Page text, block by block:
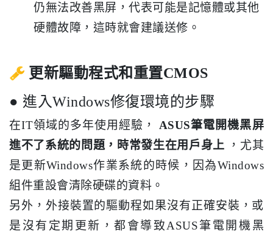
仍無法改善黑屏，代表可能是記憶體或其他
硬體故障，這時就會建議送修。
更新驅動程式和重置CMOS
● 進入Windows修復環境的步驟
在IT領域的多年使用經驗，
ASUS筆電開機黑屏
進不了系統的問題，時常發生在用戶身上
，尤其
是更新Windows作業系統的時候，因為Windows
組件重設會清除硬碟的資料。
另外，外接裝置的驅動程如果沒有正確安裝，或
是沒有定期更新，都會導致ASUS筆電開機黑